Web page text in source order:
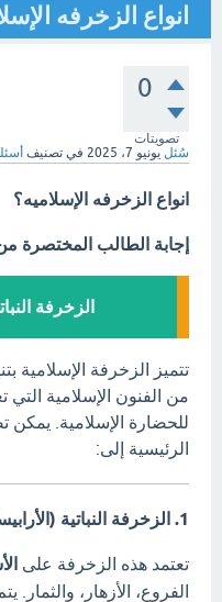
‏انواع الزخرفه
0
تصويتات
سُئل يونيو 7، 2025 في تصنيف
‏انواع الزخرفه الإسلاميه؟
إجابة الطالب المختصرة
الزخرفة
تتميز الزخرفة الإسلامية
من الفنون الإسلامية التي
للحضارة الإسلامية. يمكن
الرئيسية إلى:
1. الزخرفة النباتية (الأرابيسك)
تعتمد هذه الزخرفة على
الفروع، الأزهار، والثمار.